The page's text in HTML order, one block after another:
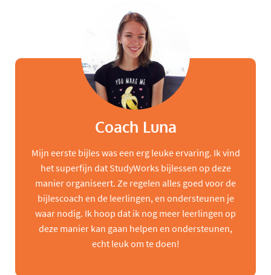
Coach Luna
Mijn eerste bijles was een erg leuke ervaring. Ik vind
het superfijn dat StudyWorks bijlessen op deze
manier organiseert. Ze regelen alles goed voor de
bijlescoach en de leerlingen, en ondersteunen je
waar nodig. Ik hoop dat ik nog meer leerlingen op
deze manier kan gaan helpen en ondersteunen,
echt leuk om te doen!